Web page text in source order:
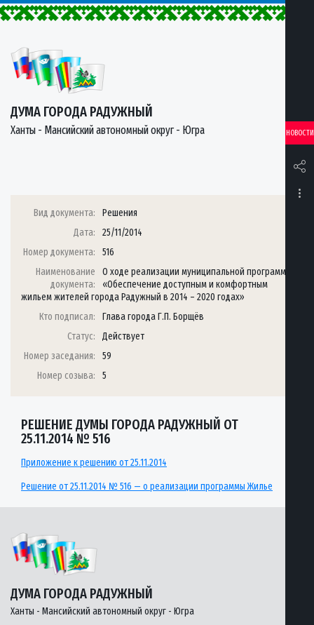
ДУМА ГОРОДА РАДУЖНЫЙ
Ханты - Мансийский автономный округ - Югра НОВОСТИ
Вид документа:
Решения
Дата:
25/11/2014
Номер документа:
516
Наименование
документа:
О ходе реализации муниципальной программы
«Обеспечение доступным и комфортным
жильем жителей города Радужный в 2014 – 2020 годах»
Кто подписал:
Глава города Г.П. Борщёв
Статус:
Действует
Номер заседания:
59
Номер созыва:
5
РЕШЕНИЕ ДУМЫ ГОРОДА РАДУЖНЫЙ ОТ
25.11.2014 № 516
Приложение к решению от 25.11.2014
Решение от 25.11.2014 № 516 — о реализации программы Жилье
ДУМА ГОРОДА РАДУЖНЫЙ
Ханты - Мансийский автономный округ - Югра